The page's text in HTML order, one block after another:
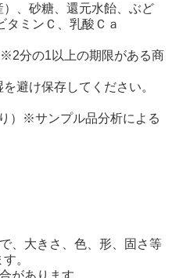
、砂糖、還元水飴、ぶど
タミンＣ、乳酸Ｃａ
分の1以上の期限がある商
避け保存してください。
）※サンプル品分析による
、大きさ、色、形、固さ等
。
があります。